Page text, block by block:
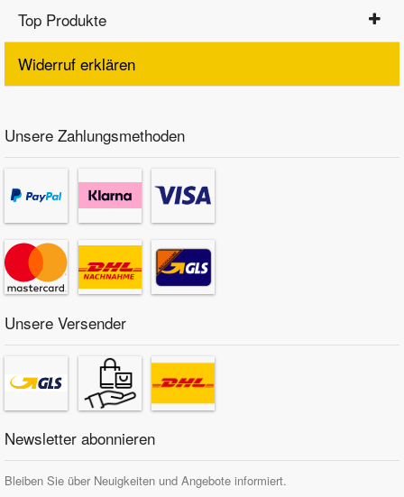
Top Produkte
Widerruf erklären
Unsere Zahlungsmethoden
Unsere Versender
Newsletter abonnieren
Bleiben Sie über Neuigkeiten und Angebote informiert.